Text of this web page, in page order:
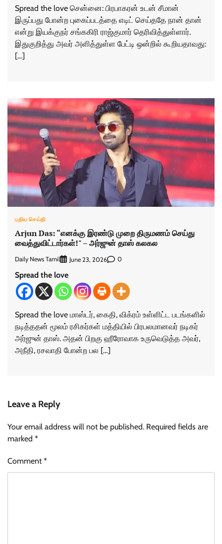
Spread the love சென்னை: பிரபாகரன் உடன் சீமான்
இருப்பது போன்ற புகைப்படத்தை எடிட் செய்ததே நான் தான்
என்று இயக்குநர் சங்ககிரி ராஜ்குமார் தெரிவித்துள்ளார்.
இதுகுறித்து அவர் அளித்துள்ள பேட்டி ஒன்றில் கூறியதாவது:
[…]
புதிய செய்தி
Arjun Das: “எனக்கு இரண்டு முறை திருமணம் செய்து
வைத்துவிட்டார்கள்!" – அர்ஜுன் தாஸ் கலகல
Daily News Tamil June 23, 2026 0
Spread the love
Spread the love மாஸ்டர், கைதி, விக்ரம் உள்ளிட்ட படங்களில்
நடித்ததன் மூலம் ரசிகர்கள் மத்தியில் பிரபலமானவர் நடிகர்
அர்ஜுன் தாஸ். அதன் பிறகு ஹீரோவாக உருவெடுத்த அவர்,
அநீதி, ரசவாதி போன்ற பல […]
Leave a Reply
Your email address will not be published. Required fields are
marked *
Comment*